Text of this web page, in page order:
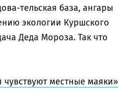
тельская база, ангары
экологии Куршского
Деда Мороза. Так что
чувствуют местные маяки»